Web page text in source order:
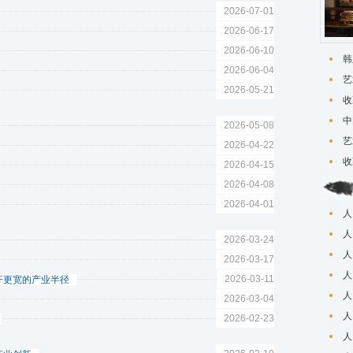
2026-07-01
2026-06-17
2026-06-10
2026-06-04
2026-05-21
2026-05-08
2026-04-22
2026-04-15
2026-04-08
2026-04-01
2026-03-24
2026-03-17
2026-03-11
更宽的产业半径
2026-03-04
2026-02-23